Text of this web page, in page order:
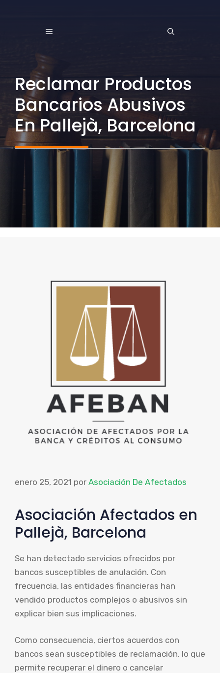
MENÚ
Reclamar Productos
Bancarios Abusivos
En Pallejà, Barcelona
enero 25, 2021 por Asociación De Afectados
Asociación Afectados en
Pallejà, Barcelona
Se han detectado servicios ofrecidos por
bancos susceptibles de anulación. Con
frecuencia, las entidades financieras han
vendido productos complejos o abusivos sin
explicar bien sus implicaciones.
Como consecuencia, ciertos acuerdos con
bancos sean susceptibles de reclamación, lo que
permite recuperar el dinero o cancelar